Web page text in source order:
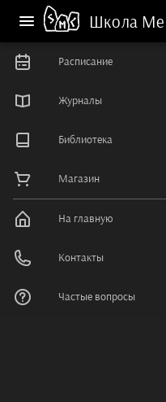
Школа
Расписание
Журналы
Библиотека
Магазин
На главную
Контакты
Частые вопросы